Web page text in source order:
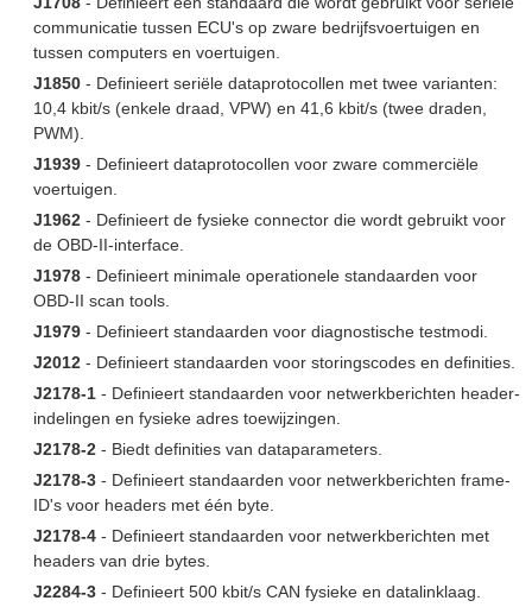
communicatie tussen ECU's op zware bedrijfsvoertuigen en
tussen computers en voertuigen.
J1850 - Definieert seriële dataprotocollen met twee varianten:
10,4 kbit/s (enkele draad, VPW) en 41,6 kbit/s (twee draden,
PWM).
J1939 - Definieert dataprotocollen voor zware commerciële
voertuigen.
J1962 - Definieert de fysieke connector die wordt gebruikt voor
de OBD-II-interface.
J1978 - Definieert minimale operationele standaarden voor
OBD-II scan tools.
J1979 - Definieert standaarden voor diagnostische testmodi.
J2012 - Definieert standaarden voor storingscodes en definities.
J2178-1 - Definieert standaarden voor netwerkberichten header-
indelingen en fysieke adres toewijzingen.
J2178-2 - Biedt definities van dataparameters.
J2178-3 - Definieert standaarden voor netwerkberichten frame-
ID's voor headers met één byte.
J2178-4 - Definieert standaarden voor netwerkberichten met
headers van drie bytes.
J2284-3 - Definieert 500 kbit/s CAN fysieke en datalinklaag.